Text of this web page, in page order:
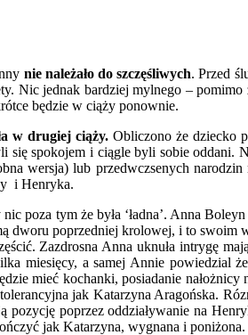
nie należało do szczęśliwych. Przed
Nic jednak bardziej mylnego –
będzie w ciąży ponownie.
w drugiej ciąży.Obliczono że dziecko
spokojem i ciągle byli sobie oddani.
wersja) lub przedwczsenych
i Henryka.
poza tym że była ‘ładna’. Anna
dworu poprzedniej krolowej, i to swoim
Zazdrosna Anna uknuła intrygę
miesięcy, a samej Annie powiedzial
mieć kochanki, posiadanie
jak Katarzyna Aragońska.
pozycję poprzez oddziaływanie na
jak Katarzyna, wygnana i